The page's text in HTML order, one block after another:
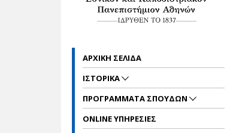
ΑΡΧΙΚΗ ΣΕΛΙΔΑ
ΙΣΤΟΡΙΚΑ
ΠΡΟΓΡΑΜΜΑΤΑ ΣΠΟΥΔΩΝ
ONLINE ΥΠΗΡΕΣΙΕΣ